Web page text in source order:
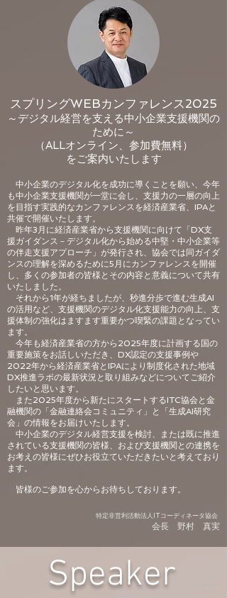
スプリングWEBカンファレンス2025
～デジタル経営を支える中小企業支援機関の
ために～
（ALLオンライン、参加費無料）
をご案内いたします
中小企業のデジタル化を成功に導くことを願い、今年
も中小企業支援機関が一堂に会し、支援力の一層の向上
を目指す実践的なカンファレンスを経済産業省、IPAと
共催で開催いたします。
昨年3月に経済産業省から支援機関に向けて「DX支
援ガイダンス－デジタル化から始める中堅・中小企業等
の伴走支援アプローチ」が発行され、協会では同ガイダ
ンスの理解を深めるために5月にカンファレンスを開催
し、多くの参加者の皆様とその内容と意義について共有
いたしました。
それから1年が経ちましたが、秒進分歩で進む生成AI
の活用など、支援機関のデジタル化支援能力の向上、支
援体制の強化はますます重要かつ喫緊の課題となってい
ます。
今年も経済産業省の方から2025年度に計画する国の
重要施策をお話しいただき、DX認定の支援事例や
2022年から経済産業省とIPAにより制度化された地域
DX推進ラボの最新状況と取り組みなどについてご紹介
したいと思います。
また2025年度から新たにスタートするITC協会と金
融機関の「金融連絡会コミュニティ」と「生成AI研究
会」の情報をお届けいたします。
中小企業のデジタル経営支援を検討、または既に推進
されている支援機関の皆様、および支援機関との連携を
お考えの皆様にぜひお役立ていただきたいと考えており
ます。
皆様のご参加を心からお待ちしております。
特定非営利活動法人ITコーディネータ協会
会長 野村 真実
Speaker